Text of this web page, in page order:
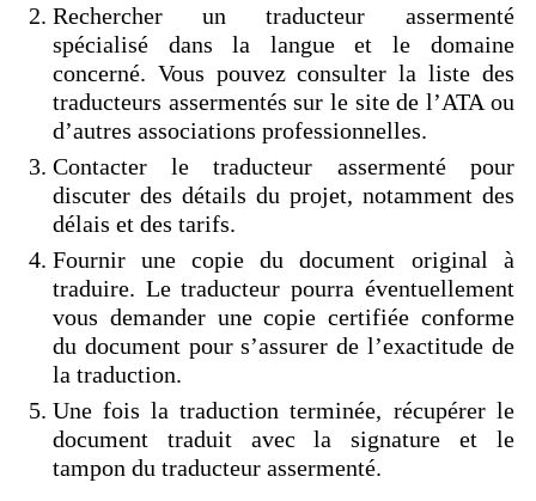
Rechercher un traducteur assermenté
spécialisé dans la langue et le domaine
concerné. Vous pouvez consulter la liste des
traducteurs assermentés sur le site de l’ATA ou
d’autres associations professionnelles.
Contacter le traducteur assermenté pour
discuter des détails du projet, notamment des
délais et des tarifs.
Fournir une copie du document original à
traduire. Le traducteur pourra éventuellement
vous demander une copie certifiée conforme
du document pour s’assurer de l’exactitude de
la traduction.
Une fois la traduction terminée, récupérer le
document traduit avec la signature et le
tampon du traducteur assermenté.